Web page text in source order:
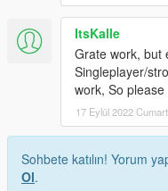
ItsKalle
Grate work, but
Singleplayer/
work, So
17 Eylül 2022
Sohbete katılın! Yorum
Ol.